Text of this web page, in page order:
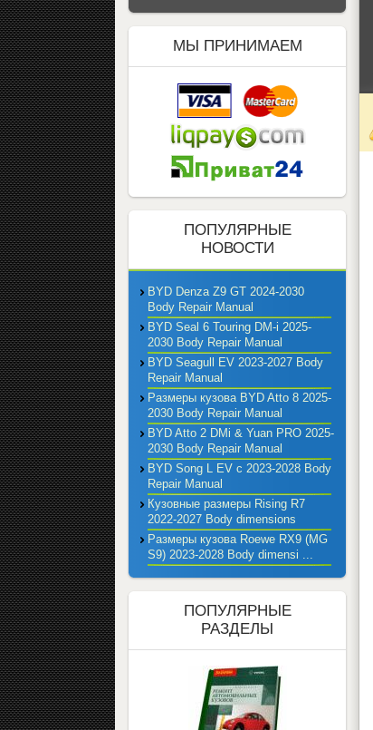
МЫ ПРИНИМАЕМ
ПОПУЛЯРНЫЕ
НОВОСТИ
BYD Denza Z9 GT 2024-2030
Body Repair Manual
BYD Seal 6 Touring DM-i 2025-
2030 Body Repair Manual
BYD Seagull EV 2023-2027 Body
Repair Manual
Размеры кузова BYD Atto 8 2025-
2030 Body Repair Manual
BYD Atto 2 DMi & Yuan PRO 2025-
2030 Body Repair Manual
BYD Song L EV с 2023-2028 Body
Repair Manual
Кузовные размеры Rising R7
2022-2027 Body dimensions
Размеры кузова Roewe RX9 (MG
S9) 2023-2028 Body dimensi ...
ПОПУЛЯРНЫЕ
РАЗДЕЛЫ